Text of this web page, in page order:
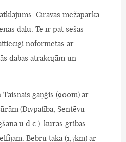
Cīravas mežaparkā
daļu. Te ir pat sešas
noformētas ar
dabas atrakcijām un
gaņģis (900m) ar
(Divpatība, Sentēvu
u.d.c.), kurās gribas
Bebru taka (1,7km) ar